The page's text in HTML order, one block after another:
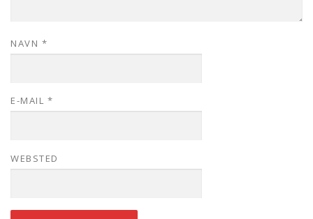
NAVN *
E-MAIL *
WEBSTED